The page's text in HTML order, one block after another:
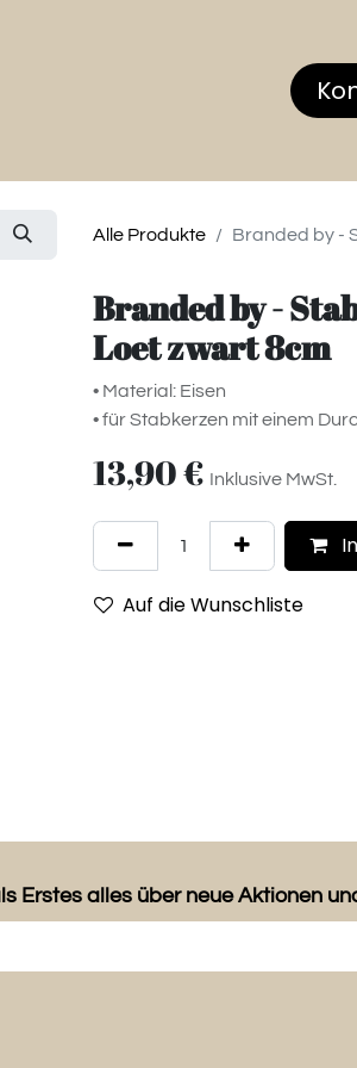
Über
Alle Produkte Branded by -
Branded by -
Loet zwart 8cm
• Material: Eisen
• für Stabkerzen mit einem
13,90€ Inklusive MwSt.
Auf die Wunschliste
Erstes alles über neue Aktionen